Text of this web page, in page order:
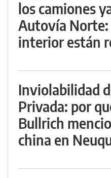
los camiones
Autovía Norte:
interior están
Inviolabilidad
Privada: por
Bullrich
china en